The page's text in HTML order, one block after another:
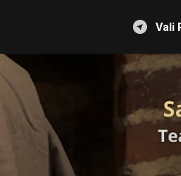
Vali